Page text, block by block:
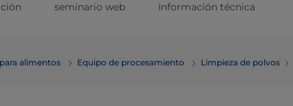
seminario web Información técnica
alimentos Equipo de procesamiento Limpieza de polvos